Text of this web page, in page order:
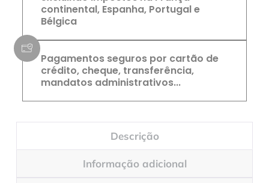
continental, Espanha, Portugal e
Bélgica
Pagamentos seguros por cartão de
crédito, cheque, transferência,
mandatos administrativos...
Descrição
Informação adicional